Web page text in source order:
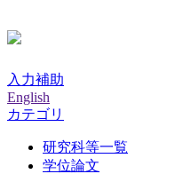
入力補助
English
カテゴリ
研究科等一覧
学位論文